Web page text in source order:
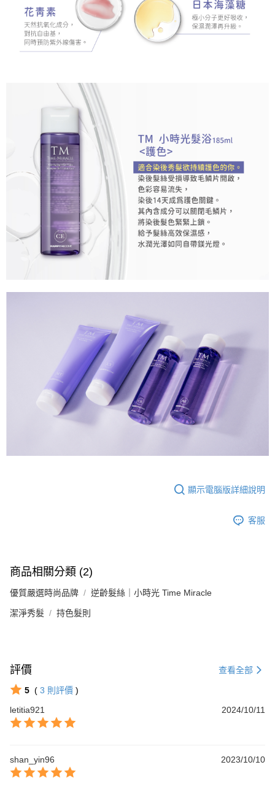
顯示電腦版詳細說明
客服
商品相關分類 (2)
優質嚴選時尚品牌 逆齡髮絲｜小時光 Time Miracle
潔淨秀髮 持色髮則
評價 查看全部
5 ( 3 則評價 )
letitia921
2024/10/11
shan_yin96 2023/10/10